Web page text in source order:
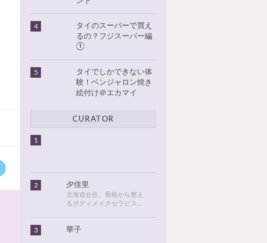
4
タイのスーパーで買え
るの？フジスーパー編
①
5
タイでしかできない体
験！ベンジャロン焼き
絵付け＠エカマイ
CURATOR
1
2 夕佳里
北海道在住。骨格から整え
るボディメイクセラピスト
てから、タイが大好きにな
3 華子